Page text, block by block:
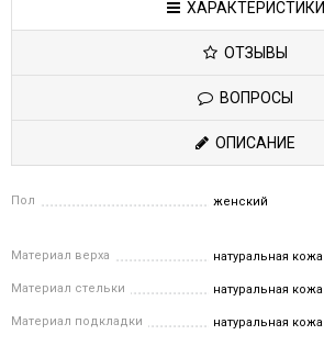
ХАРАКТЕРИСТИКИ
ОТЗЫВЫ
ВОПРОСЫ
ОПИСАНИЕ
Пол женский
Материал верха натуральная кожа
Материал стельки натуральная кожа
Материал подкладки натуральная кожа